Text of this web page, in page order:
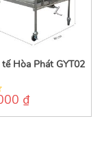
Hòa Phát GYT02
₫